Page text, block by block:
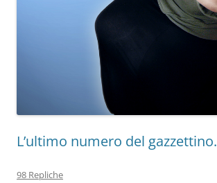
L’ultimo numero del gazzettino.
98 Repliche